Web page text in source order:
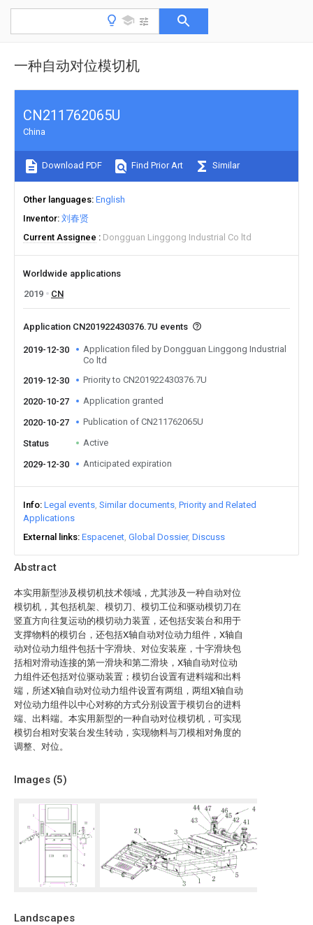
一种自动对位模切机
Abstract
本实用新型涉及模切机技术领域，尤其涉及一种自动对位
模切机，其包括机架、模切刀、模切工位和驱动模切刀在
竖直方向往复运动的模切动力装置，还包括安装台和用于
支撑物料的模切台，还包括X轴自动对位动力组件，X轴自
动对位动力组件包括十字滑块、对位安装座，十字滑块包
括相对滑动连接的第一滑块和第二滑块，X轴自动对位动
力组件还包括对位驱动装置；模切台设置有进料端和出料
端，所述X轴自动对位动力组件设置有两组，两组X轴自动
对位动力组件以中心对称的方式分别设置于模切台的进料
端、出料端。本实用新型的一种自动对位模切机，可实现
模切台相对安装台发生转动，实现物料与刀模相对角度的
调整、对位。
Images (5)
Landscapes
CN211762065U
China
Download PDF Find Prior Art Similar
Other languages English
Inventor 刘春贤
Current Assignee
Dongguan Linggong Industrial Co ltd
Worldwide applications
2019
CN
Application CN201922430376.7U events
2019-12-30
Application filed by Dongguan Linggong Industrial
Co ltd
2019-12-30
Priority to CN201922430376.7U
2020-10-27 Application granted
2020-10-27 Publication of CN211762065U
Status Active
2029-12-30 Anticipated expiration
Info Legal events Similar documents Priority and Related
Applications
External links Espacenet Global Dossier Discuss